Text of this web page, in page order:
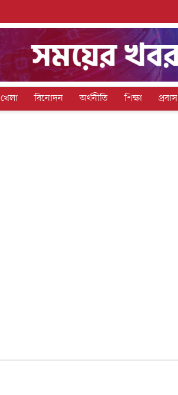
খেলা বিনোদন অর্থনীতি শিক্ষা প্রবাস